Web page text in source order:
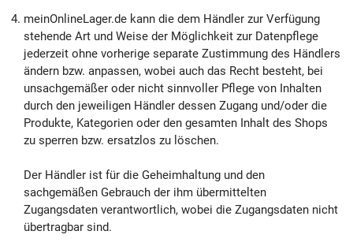
meinOnlineLager.de kann die dem Händler zur Verfügung
stehende Art und Weise der Möglichkeit zur Datenpflege
jederzeit ohne vorherige separate Zustimmung des Händlers
ändern bzw. anpassen, wobei auch das Recht besteht, bei
unsachgemäßer oder nicht sinnvoller Pflege von Inhalten
durch den jeweiligen Händler dessen Zugang und/oder die
Produkte, Kategorien oder den gesamten Inhalt des Shops
zu sperren bzw. ersatzlos zu löschen.
Der Händler ist für die Geheimhaltung und den
sachgemäßen Gebrauch der ihm übermittelten
Zugangsdaten verantwortlich, wobei die Zugangsdaten nicht
übertragbar sind.